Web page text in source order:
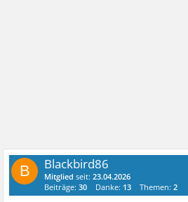
B Blackbird86
Mitglied seit:23.04.2026
Beiträge:30 Danke: 13 Themen:2